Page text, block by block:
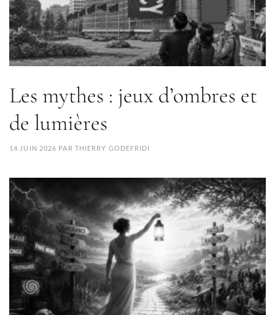
Les mythes : jeux d’ombres et
de lumières
14 JUIN 2026 PAR THIERRY GODEFRIDI